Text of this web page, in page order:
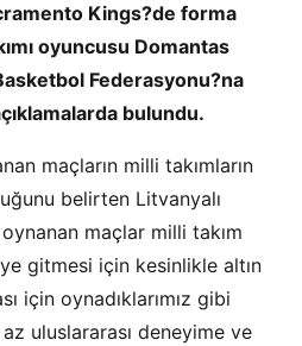
Kings?de forma
oyuncusu Domantas
Federasyonu?na
bulundu.
maçların milli takımların
belirten Litvanyalı
maçlar milli takım
gitmesi için kesinlikle altın
için oynadıklarımız gibi
uluslararası deneyime ve